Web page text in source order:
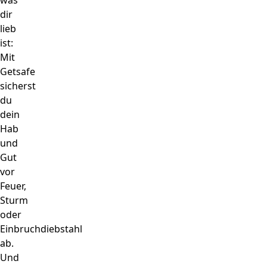
dir
lieb
ist:
Mit
Getsafe
sicherst
du
dein
Hab
und
Gut
vor
Feuer,
Sturm
oder
Einbruchdiebstahl
ab.
Und